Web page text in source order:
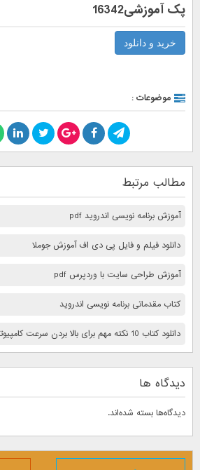
پک آموزشی16342
خرید و دانلود
موضوعات :
مطالب مرتبط
آموزش برنامه نویسی اندروید pdf
دانلود فیلم و فایل پی دی اف آموزش جوملا
آموزش طراحی سایت با وردپرس pdf
کتاب مقدماتی برنامه نویسی اندروید
دانلود کتاب 10 نكته مهم برای بالا بردن سرعت كامپيوتر
دیدگاه ها
دیدگاه‌ها بسته شده‌اند.